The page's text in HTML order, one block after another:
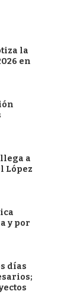
la
en
a
López
y por
días